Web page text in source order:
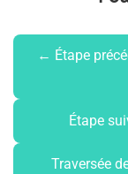
← Étape
Étape
Traversée